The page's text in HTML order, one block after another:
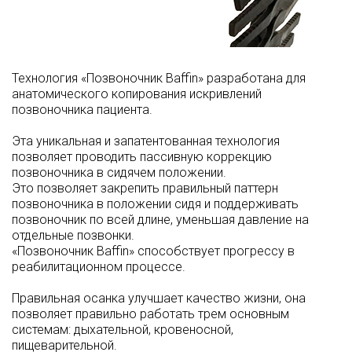
Технология «Позвоночник Baffin» разработана для
анатомического копирования искривлений
позвоночника пациента.
Эта уникальная и запатентованная технология
позволяет проводить пассивную коррекцию
позвоночника в сидячем положении.
Это позволяет закрепить правильный паттерн
позвоночника в положении сидя и поддерживать
позвоночник по всей длине, уменьшая давление на
отдельные позвонки.
«Позвоночник Baffin» способствует прогрессу в
реабилитационном процессе.
Правильная осанка улучшает качество жизни, она
позволяет правильно работать трем основным
системам: дыхательной, кровеносной,
пищеварительной.